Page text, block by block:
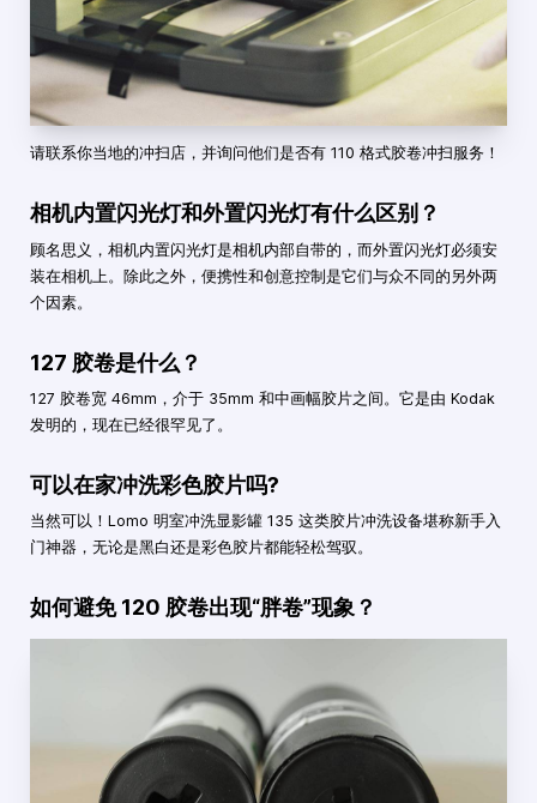
请联系你当地的冲扫店，并询问他们是否有 110 格式胶卷冲扫服务！
相机内置闪光灯和外置闪光灯有什么区别？
顾名思义，相机内置闪光灯是相机内部自带的，而外置闪光灯必须安
装在相机上。除此之外，便携性和创意控制是它们与众不同的另外两
个因素。
127 胶卷是什么？
127 胶卷宽 46mm，介于 35mm 和中画幅胶片之间。它是由 Kodak
发明的，现在已经很罕见了。
可以在家冲洗彩色胶片吗?
当然可以！Lomo 明室冲洗显影罐 135 这类胶片冲洗设备堪称新手入
门神器，无论是黑白还是彩色胶片都能轻松驾驭。
如何避免 120 胶卷出现“胖卷”现象？